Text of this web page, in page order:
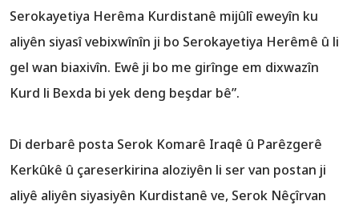
Serokayetiya Herêma Kurdistanê mijûlî eweyîn ku
aliyên siyasî vebixwînîn ji bo Serokayetiya Herêmê û li
gel wan biaxivîn. Ewê ji bo me girînge em dixwazîn
Kurd li Bexda bi yek deng beşdar bê”.
Di derbarê posta Serok Komarê Iraqê û Parêzgerê
Kerkûkê û çareserkirina aloziyên li ser van postan ji
aliyê aliyên siyasiyên Kurdistanê ve, Serok Nêçîrvan